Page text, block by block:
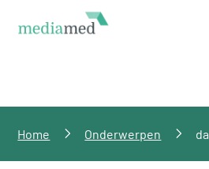
Home Onderwerpen